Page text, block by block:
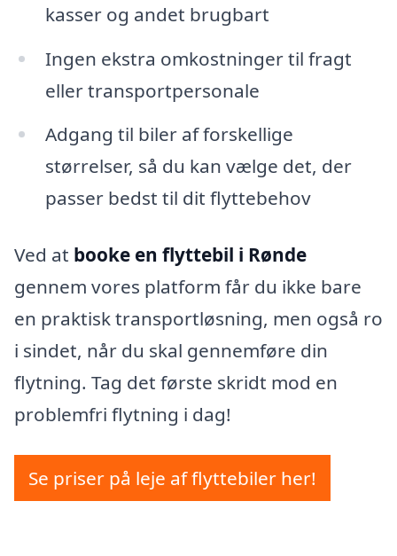
kasser og andet brugbart
Ingen ekstra omkostninger til fragt
eller transportpersonale
Adgang til biler af forskellige
størrelser, så du kan vælge det, der
passer bedst til dit flyttebehov
Ved at booke en flyttebil i Rønde
gennem vores platform får du ikke bare
en praktisk transportløsning, men også ro
i sindet, når du skal gennemføre din
flytning. Tag det første skridt mod en
problemfri flytning i dag!
Se priser på leje af flyttebiler her!